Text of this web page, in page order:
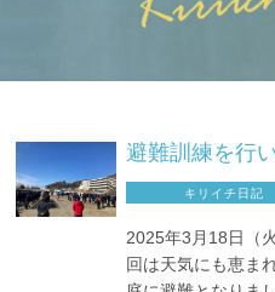
避難訓練を行
キリイチ日記
2025年3月18日（
回は天気にも恵ま